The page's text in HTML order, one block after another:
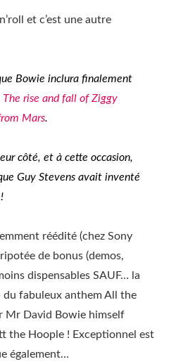
et c’est une autre
Bowie inclura finalement
The rise and fall of Ziggy
Mars.
côté, et à cette occasion,
Guy Stevens avait inventé
réédité (chez Sony
de bonus (demos,
dispensables SAUF… la
fabuleux anthem All the
Mr David Bowie himself
the Hoople ! Exceptionnel est
également…